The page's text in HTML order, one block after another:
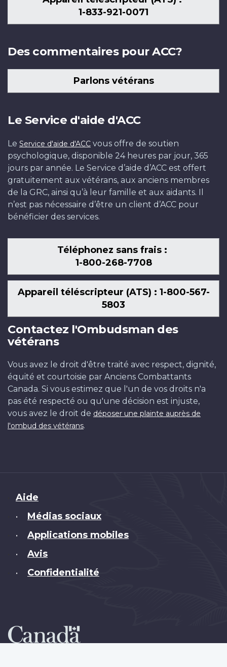
1-833-921-0071
Des commentaires pour ACC?
Parlons vétérans
Le Service d'aide d'ACC
Le Service d'aide d'ACC vous offre de soutien
psychologique, disponible 24 heures par jour, 365
jours par année. Le Service d’aide d’ACC est offert
gratuitement aux vétérans, aux anciens membres
de la GRC, ainsi qu’à leur famille et aux aidants. Il
n’est pas nécessaire d’être un client d’ACC pour
bénéficier des services.
Téléphonez sans frais :
1-800-268-7708
Appareil téléscripteur (ATS) : 1-800-567-
5803
Contactez l'Ombudsman des
vétérans
Vous avez le droit d'être traité avec respect, dignité,
équité et courtoisie par Anciens Combattants
Canada. Si vous estimez que l'un de vos droits n'a
pas été respecté ou qu'une décision est injuste,
vous avez le droit de déposer une plainte auprès de
l'ombud des vétérans.
Brand
Aide
• Médias sociaux
• Applications mobiles
• Avis
• Confidentialité